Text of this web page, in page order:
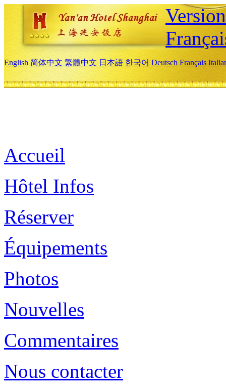
English 简体中文 繁體中文 日本語 한국어 Deutsch Français
Accueil
Hôtel Infos
Réserver
Équipements
Photos
Nouvelles
Commentaires
Nous contacter